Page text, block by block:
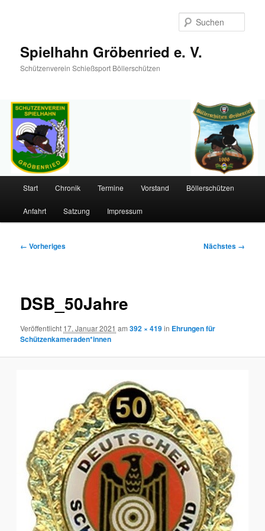
Spielhahn Gröbenried e. V.
Schützenverein Schießsport Böllerschützen
Zum
primären
Start Chronik Termine Vorstand Böllerschützen
Anfahrt Satzung Impressum
Bilder-
← Vorheriges Nächstes →
DSB_50Jahre
Veröffentlicht 17. Januar 2021 am392 × 419in Ehrungen für
Schützenkameraden*innen